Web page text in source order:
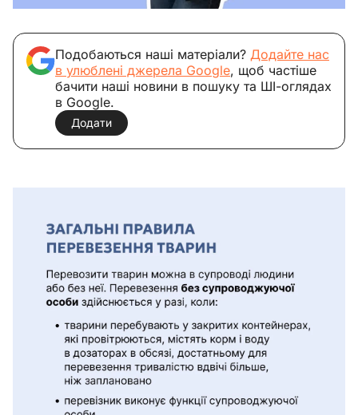
Подобаються наші матеріали? Додайте нас
в улюблені джерела Google, щоб частіше
бачити наші новини в пошуку та ШІ-оглядах
в Google.
Додати